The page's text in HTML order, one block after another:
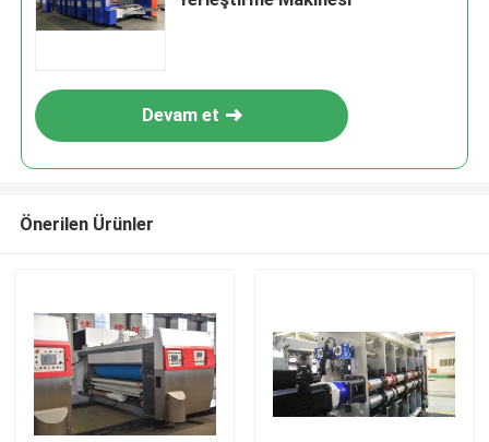
Devam et
Önerilen Ürünler